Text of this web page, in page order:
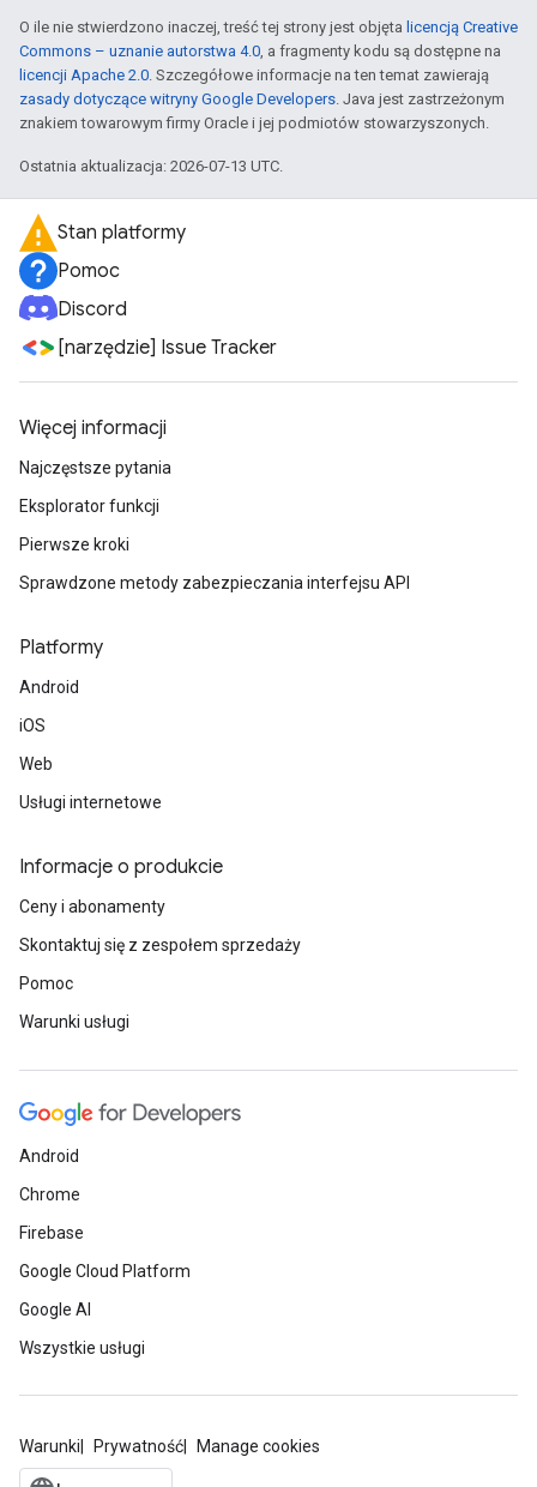
O ile nie stwierdzono inaczej, treść tej strony jest objęta licencją Creative
Commons – uznanie autorstwa 4.0, a fragmenty kodu są dostępne na
licencji Apache 2.0. Szczegółowe informacje na ten temat zawierają
zasady dotyczące witryny Google Developers. Java jest zastrzeżonym
znakiem towarowym firmy Oracle i jej podmiotów stowarzyszonych.
Ostatnia aktualizacja: 2026-07-13 UTC.
Stan platformy
Pomoc
Discord
[narzędzie] Issue Tracker
Więcej informacji
Najczęstsze pytania
Eksplorator funkcji
Pierwsze kroki
Sprawdzone metody zabezpieczania interfejsu API
Platformy
Android
iOS
Web
Usługi internetowe
Informacje o produkcie
Ceny i abonamenty
Skontaktuj się z zespołem sprzedaży
Pomoc
Warunki usługi
Android
Chrome
Firebase
Google Cloud Platform
Google AI
Wszystkie usługi
Warunki Prywatność Manage cookies